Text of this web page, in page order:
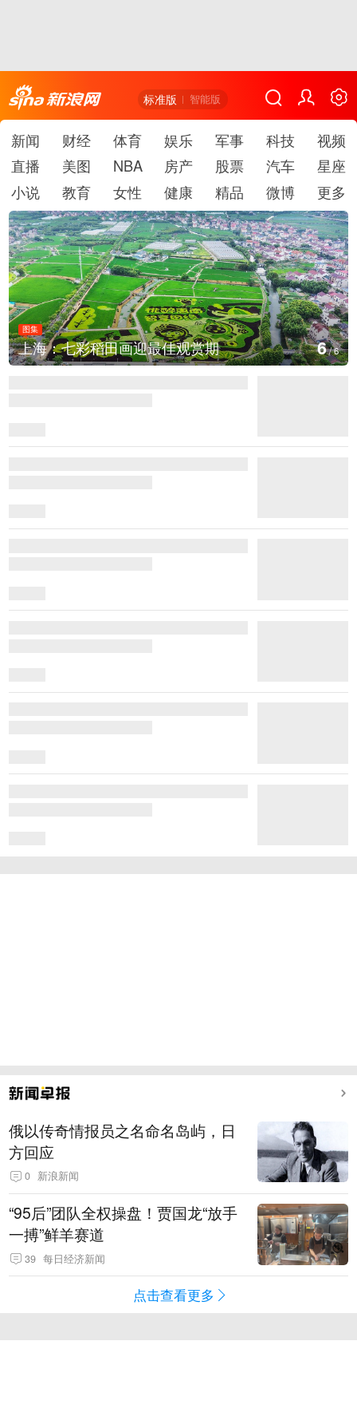
标准版 智能版
新闻 财经 体育 娱乐 军事 科技
视频
直播
美图 NBA 房产 股票 汽车
星座
小说
教育 女性 健康 精品 微博 更多
图集
厄瓜多尔总统诺沃亚会见阿根廷总统米莱 1/6
俄以传奇情报员之名命名岛屿，日
方回应
0 新浪新闻
“95后”团队全权操盘！贾国龙“放手
一搏”鲜羊赛道
39 每日经济新闻
点击查看更多